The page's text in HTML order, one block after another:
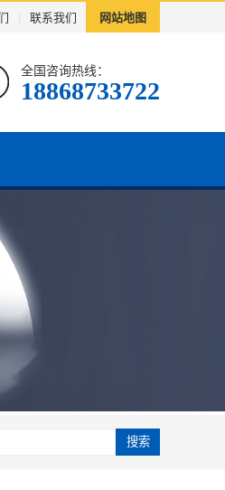
联系我们 网站地图
全国咨询热线：
18868733722
搜索